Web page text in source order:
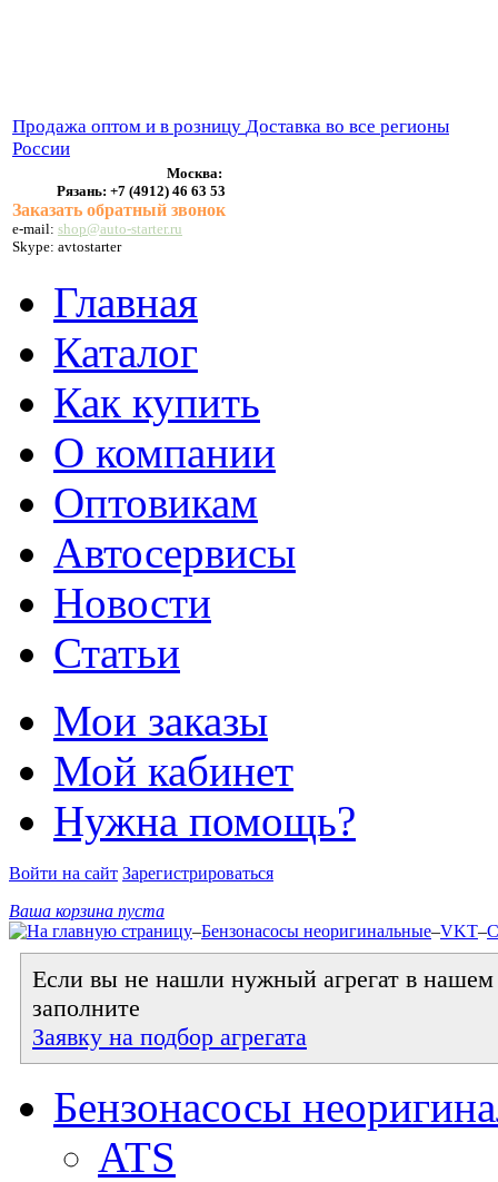
Продажа оптом и в розницу Доставка во все регионы
России
Москва:
Рязань: +7 (4912) 46 63 53
Заказать обратный звонок
e-mail: shop@auto-starter.ru
Skype: avtostarter
Главная
Каталог
Как купить
О компании
Оптовикам
Автосервисы
Новости
Статьи
Мои заказы
Мой кабинет
Нужна помощь?
Войти на сайт Зарегистрироваться
Ваша корзина пуста
–Бензонасосы неоригинальные–VKT–
Если вы не нашли нужный агрегат в нашем
заполните
Заявку на подбор агрегата
Бензонасосы
ATS